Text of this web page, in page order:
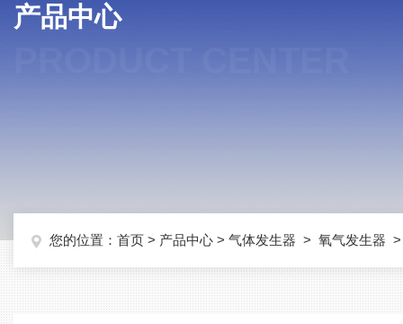
产品中心
您的位置： 首页 > 产品中心 > 气体发生器 > 氧气发生器